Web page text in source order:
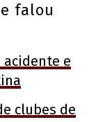
falou
acidente e
clubes de